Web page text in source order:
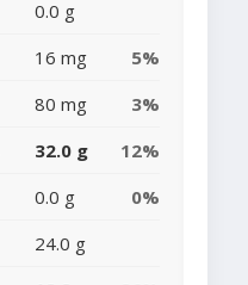
0.0 g
16 mg
5%
80 mg
3%
32.0 g
12%
0.0 g
0%
24.0 g